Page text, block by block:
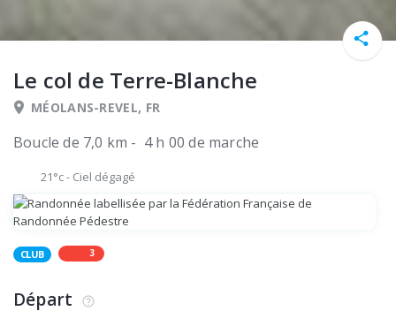
Le col de Terre-Blanche
MÉOLANS-REVEL, FR
Boucle de 7,0 km - 4 h 00 de marche
21°c- Ciel dégagé
CLUB 3
Départ